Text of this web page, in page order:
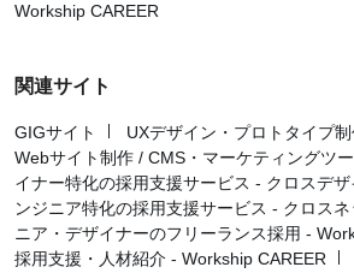
Workship CAREER
関連サイト
GIGサイト
UXデザイン・プロトタイプ
Webサイト制作 / CMS・マーケティングツ
イナー特化の採用支援サービス - クロスデザ
ンジニア特化の採用支援サービス - クロスネ
ニア・デザイナーのフリーランス採用 -
採用支援・人材紹介 - Workship CAREER